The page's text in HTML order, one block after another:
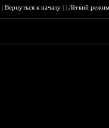
|Вернуться к началу ||Лёгкий